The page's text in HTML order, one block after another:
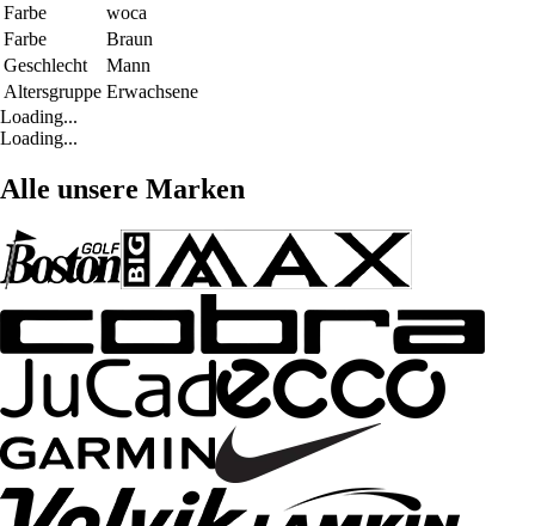
Farbe
woca
Farbe
Braun
Geschlecht
Mann
Altersgruppe Erwachsene
Loading...
Loading...
Alle unsere Marken